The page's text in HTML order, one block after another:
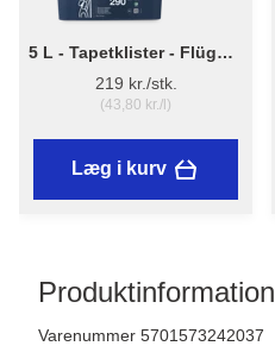
5 L - Tapetklister - Flügger
Adhesive 290
219 kr./stk.
(43,80 kr./l)
Læg i kurv
Produktinformation
Varenummer 5701573242037